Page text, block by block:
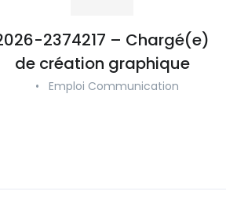
2374217 – Chargé(e)
de création graphique
• Emploi Communication